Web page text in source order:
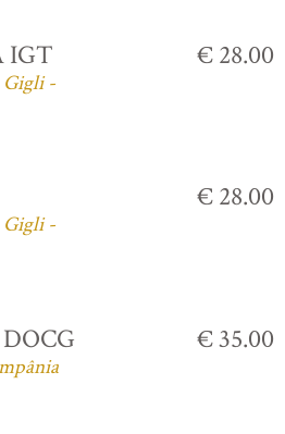
IGT
Gigli -
€ 28.00
Gigli -
€ 28.00
€ 35.00